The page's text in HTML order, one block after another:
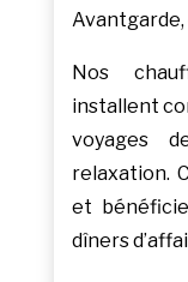
Avantgarde,
Nos
installent
voyages
relaxation.
et
dîners